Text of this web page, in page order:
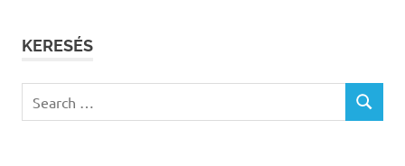
KERESÉS
for:
SEARCH